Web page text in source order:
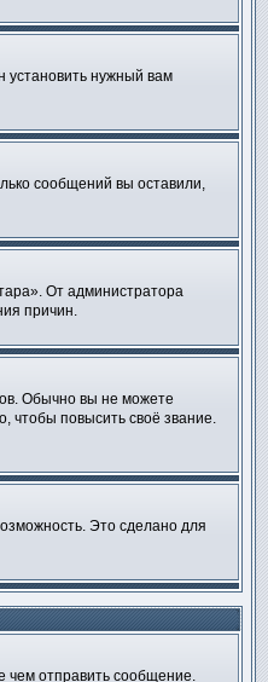
установить нужный вам
сообщений вы оставили,
От администратора
причин.
Обычно вы не можете
чтобы повысить своё звание.
Это сделано для
чем отправить сообщение.